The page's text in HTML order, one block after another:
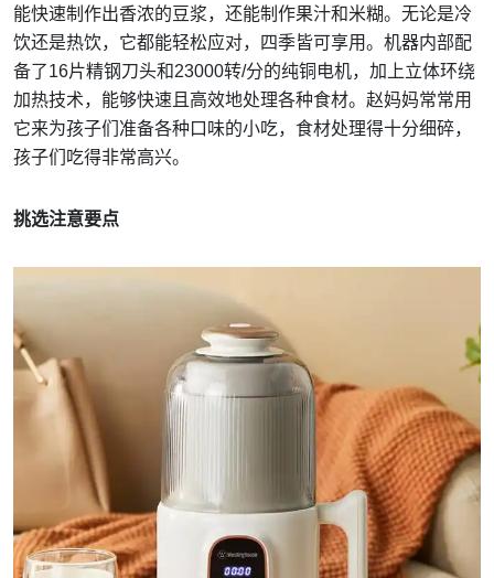
能快速制作出香浓的豆浆，还能制作果汁和米糊。无论是冷
饮还是热饮，它都能轻松应对，四季皆可享用。机器内部配
备了16片精钢刀头和23000转/分的纯铜电机，加上立体环绕
加热技术，能够快速且高效地处理各种食材。赵妈妈常常用
它来为孩子们准备各种口味的小吃，食材处理得十分细碎，
孩子们吃得非常高兴。
挑选注意要点